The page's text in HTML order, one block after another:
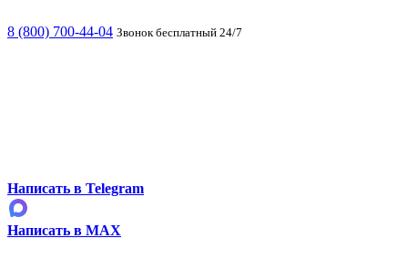
8 (800) 700-44-04 Звонок бесплатный 24/7
Написать в Telegram
Написать в MAX